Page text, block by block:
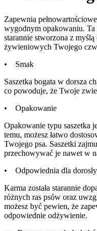
Zapewnia
wygodnym opakowaniu. Ta
starannie stworzona z
żywieniowych Twojego
•
Smak
Saszetka bogata w dorsza
co powoduje, że Twoje
•
Opakowanie
Opakowanie typu saszetka
temu, możesz łatwo
Twojego psa. Saszetki
przechowywać je nawet w
•
Odpowiednia dla
Karma została starannie
różnych ras psów oraz
możesz być pewien, że
odpowiednie odżywienie.